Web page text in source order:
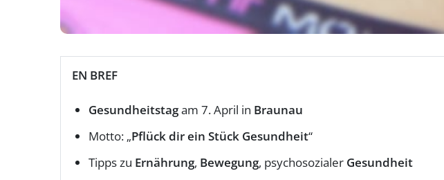
EN BREF
Gesundheitstagam 7. April in Braunau
Motto: „Pflück dir ein Stück Gesundheit“
Tipps zu Ernährung, Bewegung, psychosozialer Gesundheit